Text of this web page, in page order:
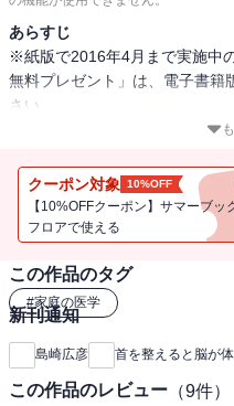
あらすじ
※紙版で2016年4月まで実施中
無料プレゼント」は、電子書籍
さい。
あきらめるのはまだ早い！
18万人を治療した、安全で効
都心から電車で1時間半。最寄
そんな片田舎の治療院で、日
「上部頸椎」と呼ばれる第1・
らカラダへの自然治癒力の流れ
改善する。
クーポン対象 10%OFF
【10%OFFクーポン】サマーブ
フロアで使える
この作品のタグ
#家庭の医学
新刊通知
島崎広彦 首を整えると脳が
この作品のレビュー （9件）